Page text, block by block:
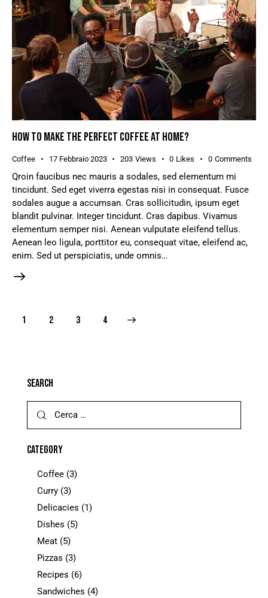
HOW TO MAKE THE PERFECT COFFEE AT HOME?
Coffee 17 Febbraio 2023 203 Views 0 Likes 0 Comments
Qroin faucibus nec mauris a sodales, sed elementum mi
tincidunt. Sed eget viverra egestas nisi in consequat. Fusce
sodales augue a accumsan. Cras sollicitudin, ipsum eget
blandit pulvinar. Integer tincidunt. Cras dapibus. Vivamus
elementum semper nisi. Aenean vulputate eleifend tellus.
Aenean leo ligula, porttitor eu, consequat vitae, eleifend ac,
enim. Sed ut perspiciatis, unde omnis…
1 2 3 4
SEARCH
CATEGORY
Coffee (3)
Curry (3)
Delicacies (1)
Dishes (5)
Meat (5)
Pizzas (3)
Recipes (6)
Sandwiches (4)